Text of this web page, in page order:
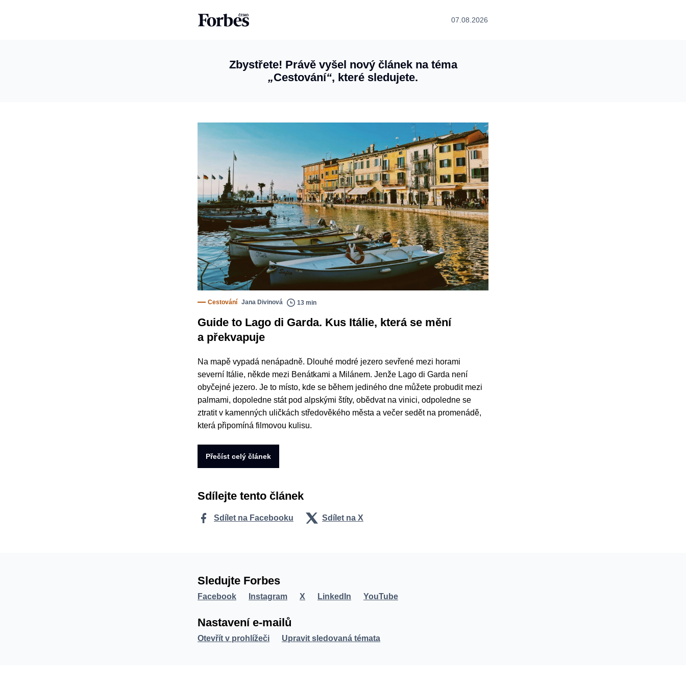
07.08.2026
Zbystřete! Právě vyšel nový článek na téma
„Cestování“, které sledujete.
Cestování Jana Divinová 13 min
Guide to Lago di Garda. Kus Itálie, která se mění
a překvapuje
Na mapě vypadá nenápadně. Dlouhé modré jezero sevřené mezi horami
severní Itálie, někde mezi Benátkami a Milánem. Jenže Lago di Garda není
obyčejné jezero. Je to místo, kde se během jediného dne můžete probudit mezi
palmami, dopoledne stát pod alpskými štíty, obědvat na vinici, odpoledne se
ztratit v kamenných uličkách středověkého města a večer sedět na promenádě,
která připomíná filmovou kulisu.
Přečíst celý článek
Sdílejte tento článek
Sdílet na Facebooku Sdílet na X
Sledujte Forbes
Facebook Instagram X LinkedIn YouTube
Nastavení e-mailů
Otevřít v prohlížeči Upravit sledovaná témata